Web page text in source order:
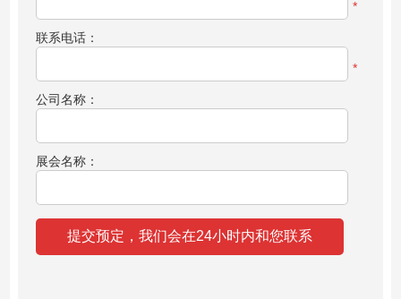
*
联系电话：
*
公司名称：
展会名称：